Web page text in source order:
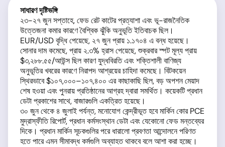
সাধারণ দৃষ্টিভঙ্গি
২৩-২৭ জুন সপ্তাহে, ফেড রেট কাটের প্রত্যাশা এবং ভূ-রাজনৈতিক
উত্তেজনা কমার কারণে বৈশ্বিক ঝুঁকি অনুভূতি ইতিবাচক ছিল।
EUR/USD বৃদ্ধি পেয়েছে, ২৭ জুন প্রায় ১.১৭০৪ এ বন্ধ হয়েছে।
সোনার দাম কমেছে, প্রায় ২.৩% হ্রাস পেয়েছে, শুক্রবার স্পট মূল্য প্রায়
$৩,২৮৮.৫৫/আউন্স ছিল কারণ যুদ্ধবিরতি এবং শক্তিশালী বাণিজ্য
অনুভূতির খবরের কারণে নিরাপদ আশ্রয়ের চাহিদা কমেছে। বিটকয়েন
স্থিরভাবে $১০৭,০০০–১০৭,৪০০ এর কাছাকাছি ছিল, বড় অপশন মেয়াদ
শেষ হওয়া এবং পুনরায় প্রতিষ্ঠানের আগ্রহ দ্বারা সমর্থিত। কয়েকটি প্রধান
ডেটা প্রকাশের সাথে, বাজারগুলি একত্রিত হয়েছে।
৩০ জুন থেকে ৪ জুলাই পর্যন্ত, মনোযোগ কেন্দ্রীভূত হবে মার্কিন কোর PCE
মুদ্রাস্ফীতি রিপোর্ট, প্রধান কর্মসংস্থান ডেটা এবং যেকোনো ফেড মন্তব্যের
দিকে। প্রধান মার্কিন সূচকগুলির পরে ধারালো প্রবণতা আন্দোলনে পরিণত
হতে পারে এমন সীমাবদ্ধ কর্মগুলি অব্যাহত থাকবে বলে আশা করা হচ্ছে।